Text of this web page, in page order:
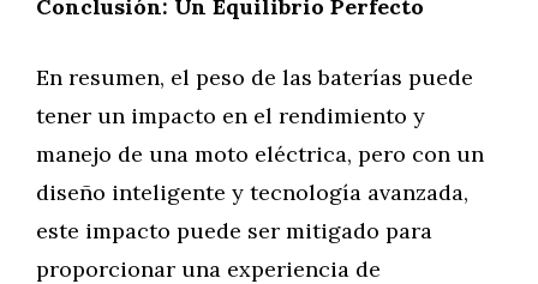
Conclusión: Un Equilibrio Perfecto
En resumen, el peso de las baterías puede
tener un impacto en el rendimiento y
manejo de una moto eléctrica, pero con un
diseño inteligente y tecnología avanzada,
este impacto puede ser mitigado para
proporcionar una experiencia de